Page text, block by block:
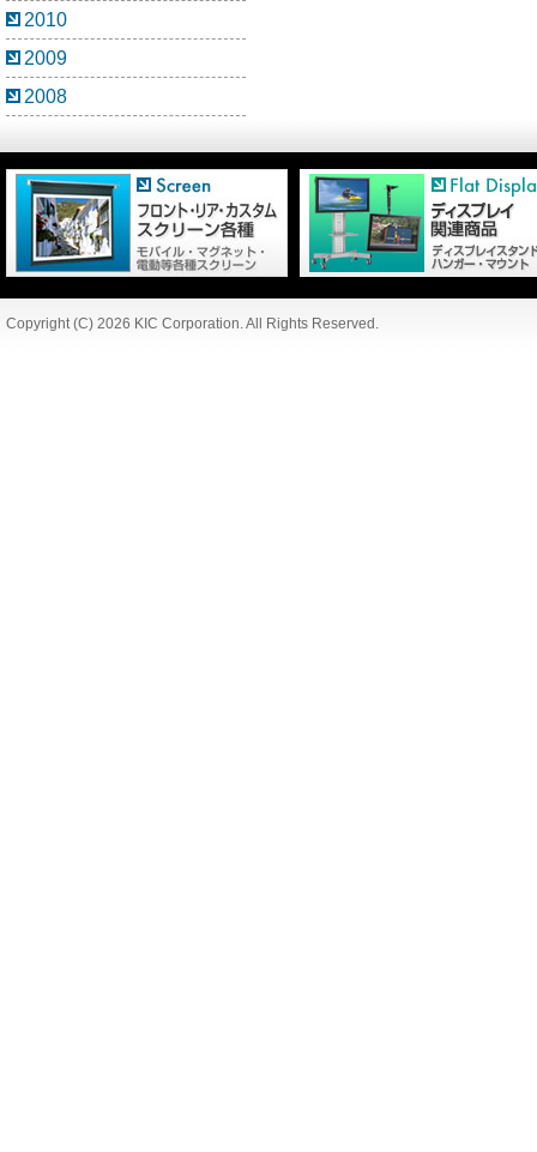
2010
2009
2008
Copyright (C) 2026 KIC Corporation. All Rights Reserved.